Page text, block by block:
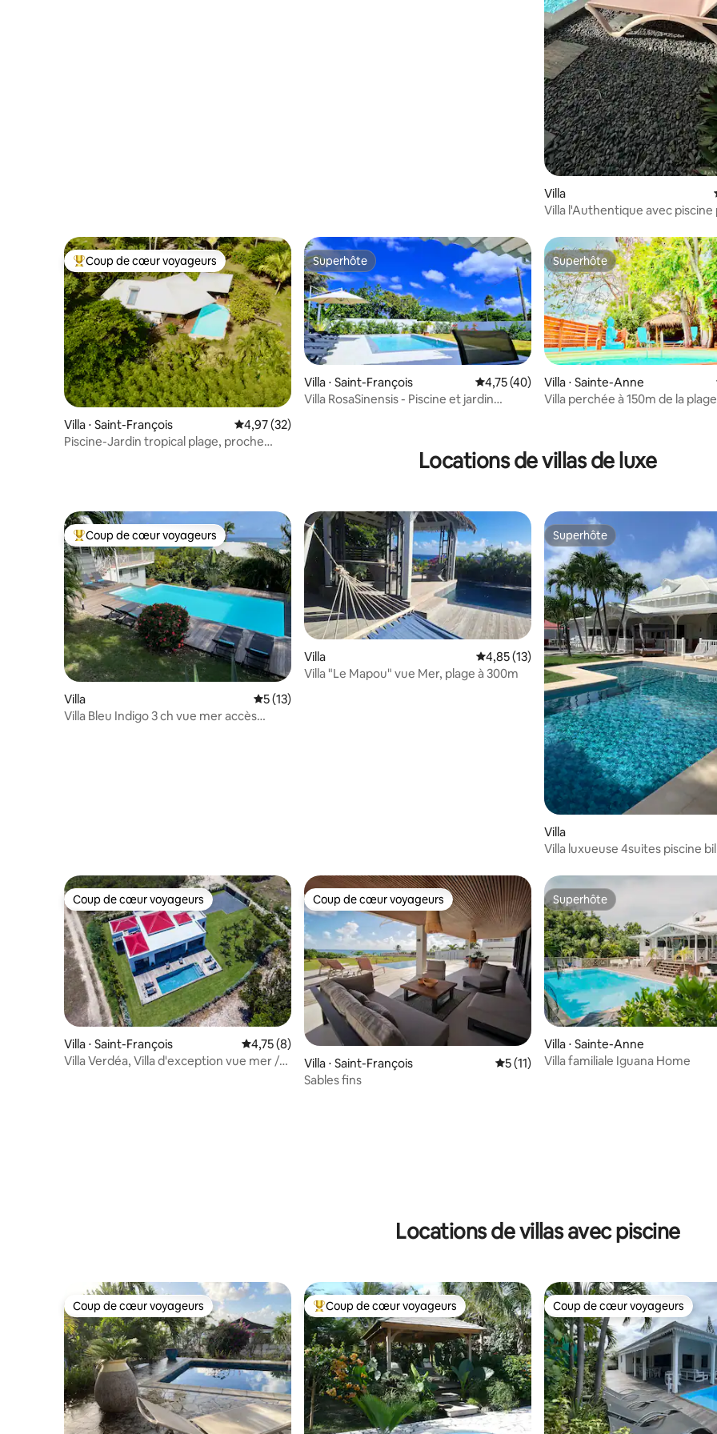
Villa
Villa l'Authentique avec
Coups de cœur voyageurs les plus appréciés
Coup de cœur voyageurs
Villa ⋅ Saint-François Évaluation moyenne sur la base de 32 commentaires : 4,97 sur 5
4,97 (32)
Piscine-Jardin tropical plage, proche
Superhôte
Superhôte
Villa ⋅ Saint-François Évaluation moyenne sur la base de 40
4,75 (40)
Villa RosaSinensis - Piscine et jardin
Superhôte
Superhôte
Villa ⋅ Sainte-Anne
Villa perchée à 150m de la
Locations de villas de luxe
Coups de cœur voyageurs les plus appréciés
Coup de cœur voyageurs
Villa Évaluation moyenne sur la base de 13 commentaires : 5 sur 5
5 (13)
Villa Bleu Indigo 3 ch vue mer accès
Villa Évaluation moyenne sur la base de 13
4,85 (13)
Villa "Le Mapou" vue Mer, plage à 300m
Superhôte
Superhôte
Villa
Villa luxueuse 4suites piscine
Coup de cœur voyageurs
Coup de cœur voyageurs
Villa ⋅ Saint-François Évaluation moyenne sur la base de 8 commentaires : 4,75 sur 5
4,75 (8)
Villa Verdéa, Villa d'exception vue mer /
Coup de cœur voyageurs
Coup de cœur voyageurs
Villa ⋅ Saint-François Évaluation moyenne sur la base de 11
5 (11)
Sables fins
Superhôte
Superhôte
Villa ⋅ Sainte-Anne
Villa familiale Iguana Home
Locations de villas avec piscine
Coup de cœur voyageurs
Coup de cœur voyageurs Coups de cœur voyageurs les plus appréciés
Coup de cœur voyageurs Coup de cœur voyageurs
Coup de cœur voyageurs